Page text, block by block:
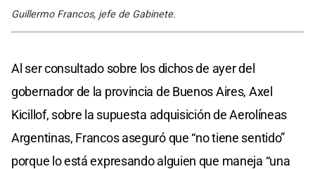
Guillermo Francos, jefe de Gabinete.
Al ser consultado sobre los dichos de ayer del
gobernador de la provincia de Buenos Aires, Axel
Kicillof, sobre la supuesta adquisición de Aerolíneas
Argentinas, Francos aseguró que “no tiene sentido”
porque lo está expresando alguien que maneja “una